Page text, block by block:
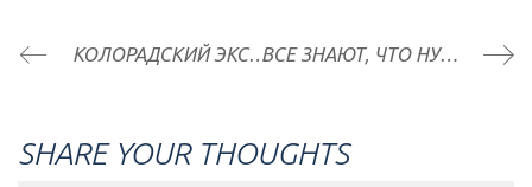
КОЛОРАДСКИЙ ЭКСПЕРИМЕНТ ВСЕ ЗНАЮТ, ЧТО НУЖНО РАСТЯГИВАТЬСЯ. НО КАК СДЕЛАТЬ ЭТО ПРАВИЛЬНО?
SHARE YOUR THOUGHTS